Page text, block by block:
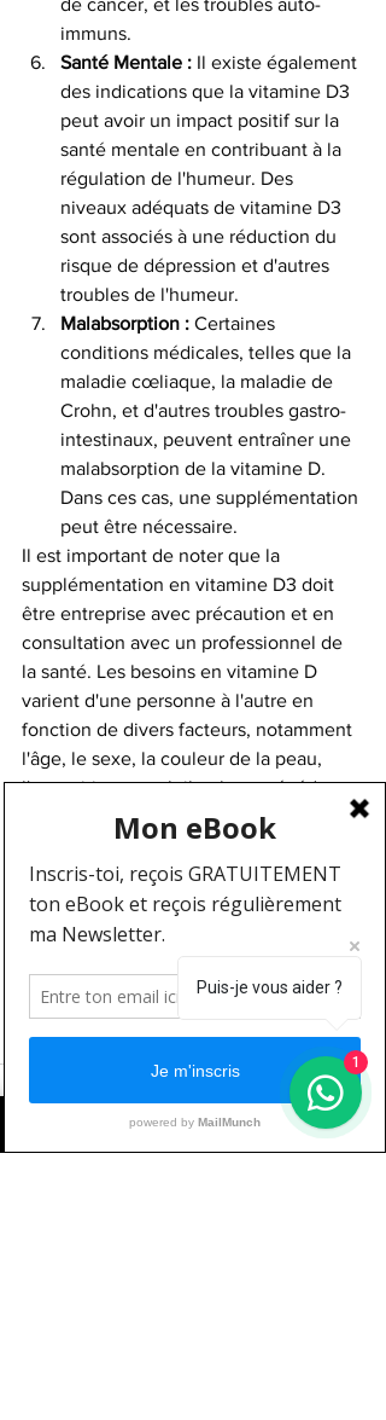
immuns.
Santé Mentale : Il existe également
des indications que la vitamine D3
peut avoir un impact positif sur la
santé mentale en contribuant à la
régulation de l'humeur. Des
niveaux adéquats de vitamine D3
sont associés à une réduction du
risque de dépression et d'autres
troubles de l'humeur.
Malabsorption : Certaines
conditions médicales, telles que la
maladie cœliaque, la maladie de
Crohn, et d'autres troubles gastro-
intestinaux, peuvent entraîner une
malabsorption de la vitamine D.
Dans ces cas, une supplémentation
peut être nécessaire.
Il est important de noter que la
supplémentation en vitamine D3 doit
être entreprise avec précaution et en
consultation avec un professionnel de
la santé. Les besoins en vitamine D
varient d'une personne à l'autre en
fonction de divers facteurs, notamment
l'âge, le sexe, la couleur de la peau,
l'exposition au soleil et les antécédents
médicaux. Trop de vitamine D peut être
nocif, il est donc essentiel de respecter
les recommandations de dosage
appropriées. Un professionnel de la
santé peut effectuer un test sanguin
D et vous conseiller sur la meilleure
approche de supplémentation en
Puis-je vous aider ?
1